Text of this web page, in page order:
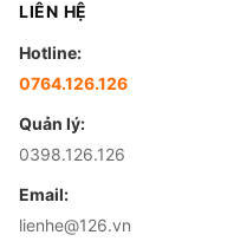
LIÊN HỆ
Hotline:
0764.126.126
Quản lý:
0398.126.126
Email:
lienhe@126.vn